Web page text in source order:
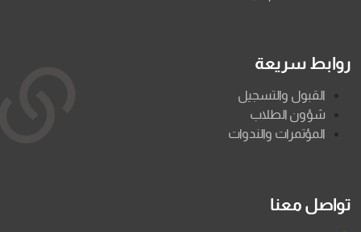
روابط سريعة
القبول والتسجيل
شؤون الطلاب
المؤتمرات والندوات
تواصل معنا